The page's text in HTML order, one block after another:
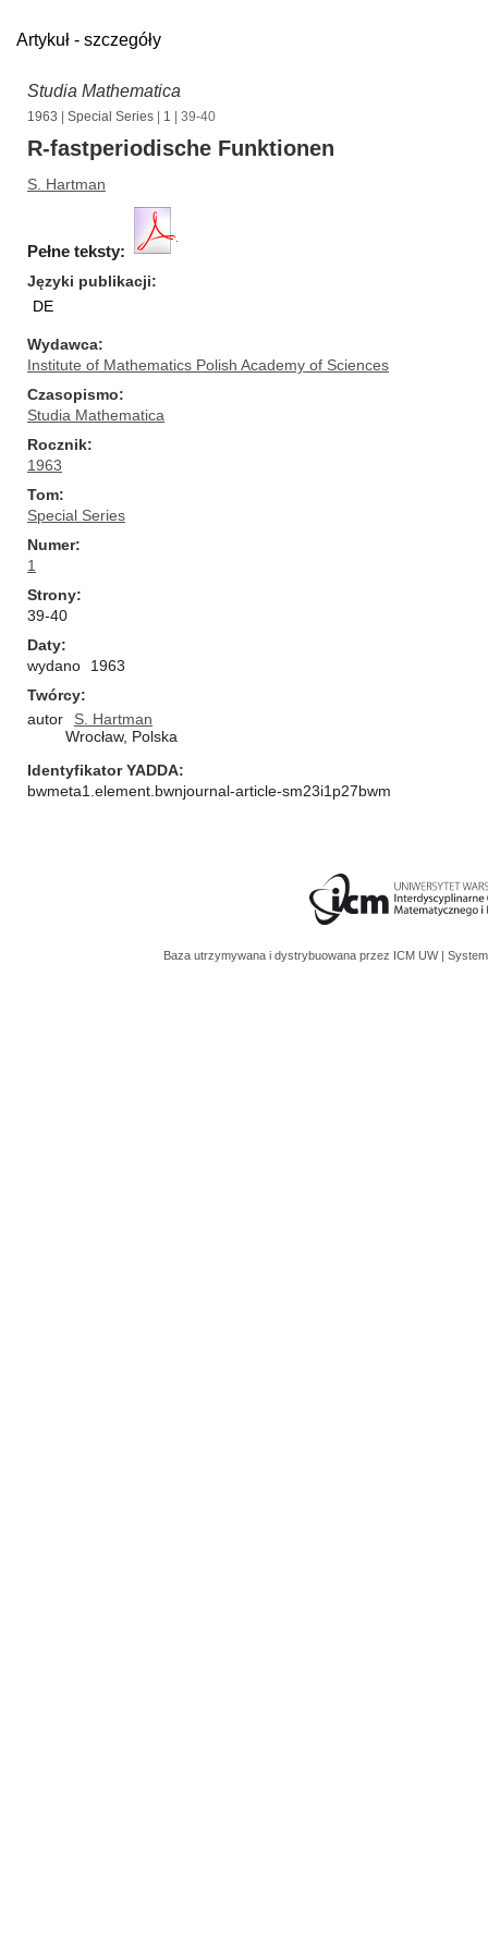
Artykuł - szczegóły
Studia Mathematica
1963 Special Series 1 | 39-40
R-fastperiodische Funktionen
S. Hartman
Pełne teksty:
Języki publikacji
DE
Wydawca
Institute of Mathematics Polish Academy of Sciences
Czasopismo
Studia Mathematica
Rocznik
1963
Tom
Special Series
Numer
1
Strony
39-40
Daty
wydano
1963
Twórcy
autor
S. Hartman
Wrocław, Polska
Identyfikator YADDA
bwmeta1.element.bwnjournal-article-sm23i1p27bwm
Baza utrzymywana i dystrybuowana przez ICM UW |